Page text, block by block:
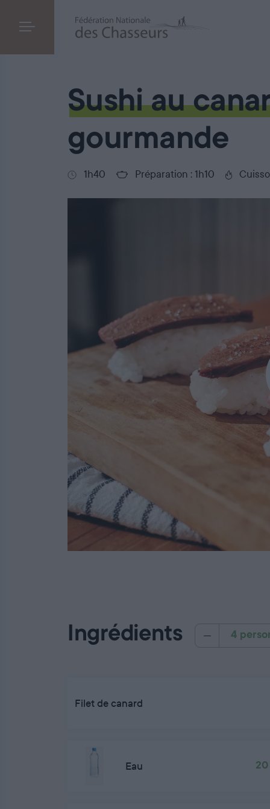
Sushi au
gourmande
1h40 Préparation : 1h10
Ingrédients 4
Filet de canard
Eau 20